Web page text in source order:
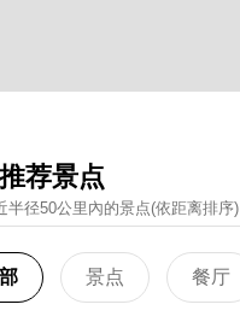
荐景点
半径50公里內的景点(依距离排序)
景点 餐厅